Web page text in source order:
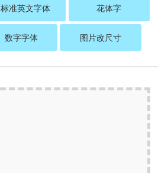
标准英文字体 花体字
数字字体 图片改尺寸